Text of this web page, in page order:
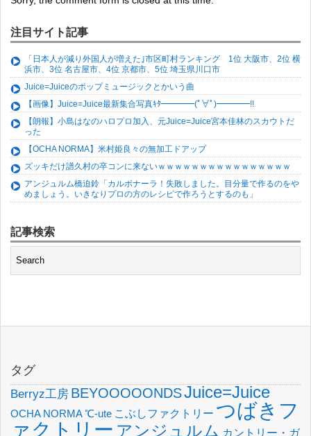
注目サイト記事
「日本人が減り外国人が増えた｣市区町村ランキング 1位 大阪市、2位 横
浜市、3位 名古屋市、4位 京都市、5位 埼玉県川口市
Juice=Juiceのポップミュージックとかいう曲
【画像】Juice=Juice最新集合写真ｷﾀ━━━━(ﾟ∀ﾟ)━━━━!!
【朗報】小島はなのハロプロ加入、元Juice=Juice宮本佳林のスカウトだ
った
【OCHA NORMA】米村姫良々の無加工ドアップ
ズッキだけ譜久村の卒コンに来ないｗｗｗｗｗｗｗｗｗｗｗｗｗｗｗｗ
アンジュルム橋迫鈴「カルボナーラ！失敗しました。目分量で作るのをや
めましょう。いきなりプロの方のレシピで作ろうとするのも」
記事検索
タグ
Berryz工房 BEYOOOOONDSJuice=Juice
OCHA NORMA℃-ute こぶしファクトリー つばきフ
ァクトリー アンジュルム カントリー・ガ